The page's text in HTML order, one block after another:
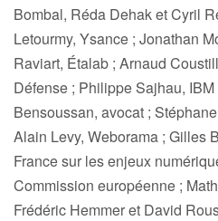
Bombal, Réda Dehak et Cyril
Letourmy, Ysance ; Jonathan
Raviart, Étalab ; Arnaud
Défense ; Philippe Sajhau,
Bensoussan, avocat ;
Alain Levy, Weborama ; Gilles
France sur les enjeux
Commission européenne ;
Frédéric Hemmer et David